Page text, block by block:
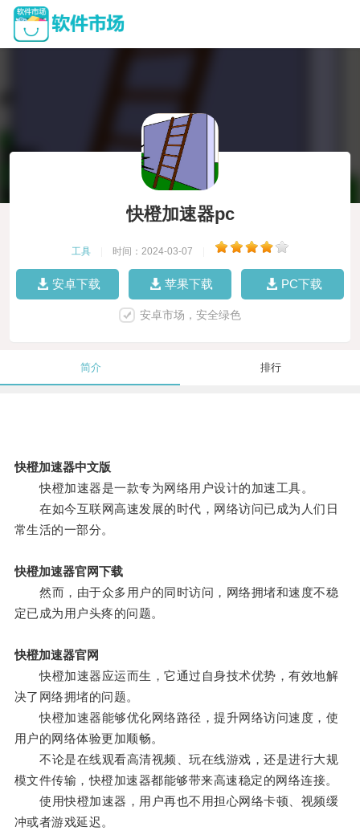
快橙加速器pc
工具 时间：2024-03-07
安卓下载 苹果下载 PC下载
安卓市场，安全绿色
简介 排行
快橙加速器中文版
快橙加速器是一款专为网络用户设计的加速工具。
在如今互联网高速发展的时代，网络访问已成为人们日
常生活的一部分。
快橙加速器官网下载
然而，由于众多用户的同时访问，网络拥堵和速度不稳
定已成为用户头疼的问题。
快橙加速器官网
快橙加速器应运而生，它通过自身技术优势，有效地解
决了网络拥堵的问题。
快橙加速器能够优化网络路径，提升网络访问速度，使
用户的网络体验更加顺畅。
不论是在线观看高清视频、玩在线游戏，还是进行大规
模文件传输，快橙加速器都能够带来高速稳定的网络连接。
使用快橙加速器，用户再也不用担心网络卡顿、视频缓
冲或者游戏延迟。